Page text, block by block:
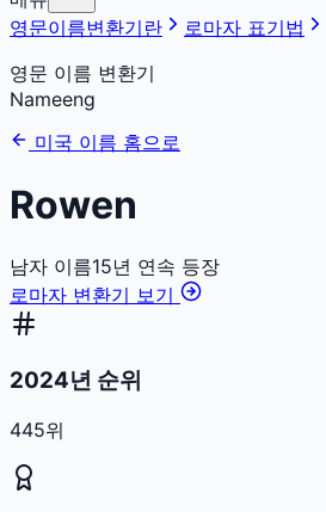
영문이름변환기란
로마자 표기법
영문 이름 변환기
Nameeng
미국 이름 홈으로
Rowen
남자 이름15년 연속 등장
로마자 변환기 보기
2024년 순위
445위